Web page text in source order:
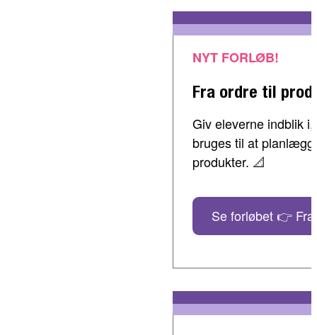
NYT FORLØB!
Fra ordre til
Giv eleverne indblik
bruges til at
produkter. 📐
Se forløbet 👉